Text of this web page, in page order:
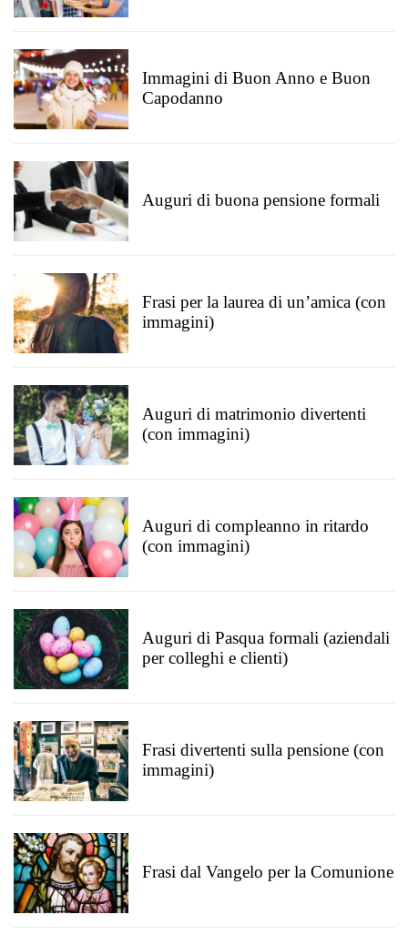
Immagini di Buon Anno e Buon
Capodanno
Auguri di buona pensione formali
Frasi per la laurea di un’amica (con
immagini)
Auguri di matrimonio divertenti
(con immagini)
Auguri di compleanno in ritardo
(con immagini)
Auguri di Pasqua formali (aziendali
per colleghi e clienti)
Frasi divertenti sulla pensione (con
immagini)
Frasi dal Vangelo per la Comunione